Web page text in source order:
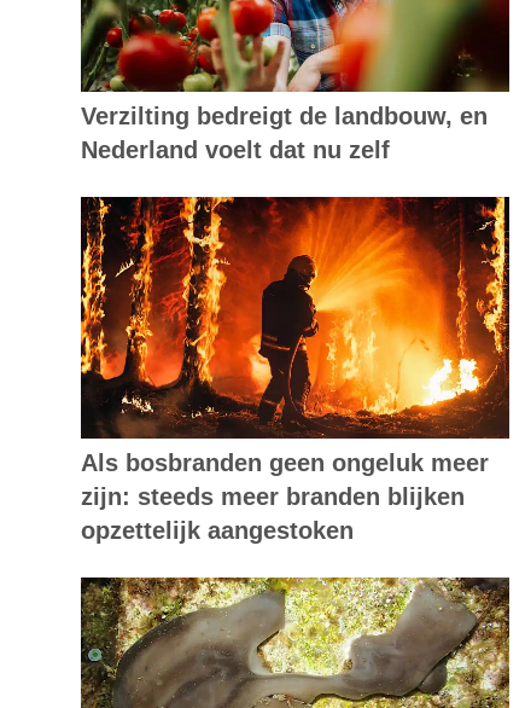
Verzilting bedreigt de landbouw, en
Nederland voelt dat nu zelf
Als bosbranden geen ongeluk meer
zijn: steeds meer branden blijken
opzettelijk aangestoken